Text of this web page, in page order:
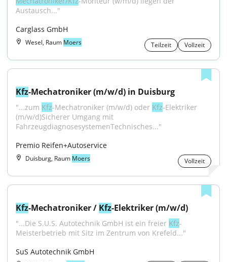
Austausch..."
Carglass GmbH
Wesel, Raum Moers Teilzeit Vollzeit
Kfz-Mechatroniker (m/w/d) in Duisburg
"...zum Kfz-Mechatroniker (m/w/d) oder Kfz-Elektriker
(m/w/d)Sicherer Umgang mit
FahrzeugdiagnosesystemenTechnisches..."
Premio Reifen+Autoservice
Duisburg, Raum Moers Vollzeit
Kfz-Mechatroniker / Kfz-Elektriker (m/w/d)
"...Die S.U.S. Autotechnik GmbH ist ein freier Kfz-
Meisterbetrieb mit Sitz im Zentrum von Krefeld..."
SuS Autotechnik GmbH